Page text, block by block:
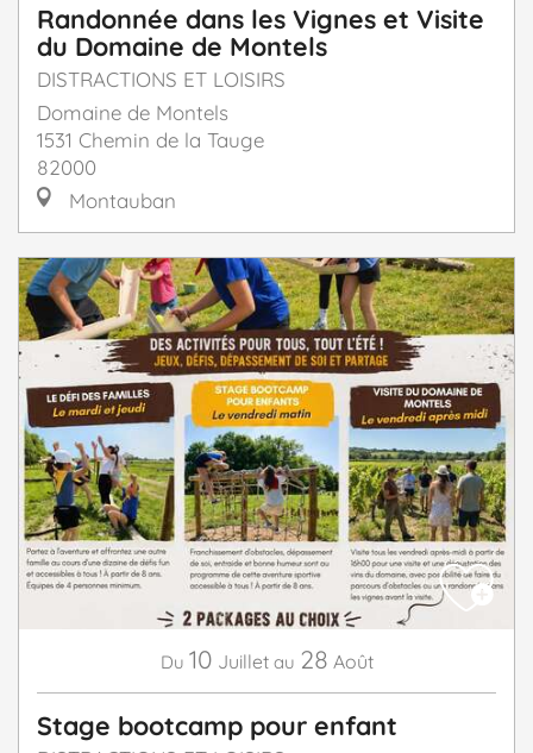
Randonnée dans les Vignes et Visite
du Domaine de Montels
DISTRACTIONS ET LOISIRS
Domaine de Montels
1531 Chemin de la Tauge
82000
Montauban
Du 10 Juillet au 28 Août
Stage bootcamp pour enfant